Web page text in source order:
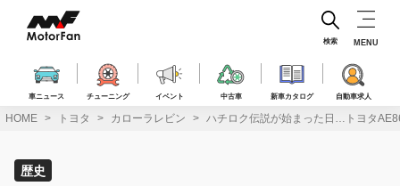
ス
車ニュース チューニング イベント 中古車 新車カタログ 自動車求人
検索 MENU
HOME トヨタ カローラレビン ハチロク伝説が始まった日…トヨタ
歴史